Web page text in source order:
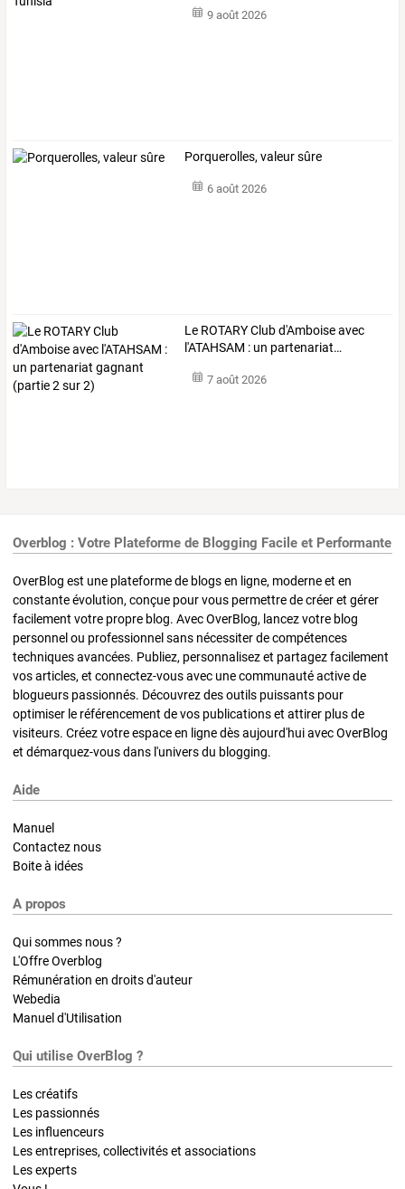
9 août 2026
Porquerolles, valeur sûre
6 août 2026
Le ROTARYClubd'Amboiseavec
l'ATAHSAM : un partenariat…
7 août 2026
Overblog : Votre Plateforme de Blogging Facile et Performante
OverBlog est une plateforme de blogs en ligne, moderne et en
constante évolution, conçue pour vous permettre de créer et gérer
facilement votre propre blog. Avec OverBlog, lancez votre blog
personnel ou professionnel sans nécessiter de compétences
techniques avancées. Publiez, personnalisez et partagez facilement
vos articles, et connectez-vous avec une communauté active de
blogueurs passionnés. Découvrez des outils puissants pour
optimiser le référencement de vos publications et attirer plus de
visiteurs. Créez votre espace en ligne dès aujourd'hui avec OverBlog
et démarquez-vous dans l'univers du blogging.
Aide
Manuel
Contactez nous
Boite à idées
A propos
Qui sommes nous ?
L'Offre Overblog
Rémunération en droits d'auteur
Webedia
Manuel d'Utilisation
Qui utilise OverBlog ?
Les créatifs
Les passionnés
Les influenceurs
Les entreprises, collectivités et associations
Les experts